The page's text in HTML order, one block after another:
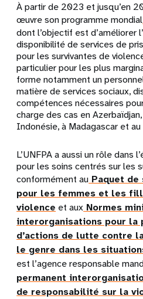
À partir de 2023 et jusqu’en
œuvre son programme mondial
dont l’objectif est d’améliorer
disponibilité de services de
pour les survivantes de
particulier pour les plus
forme notamment un
matière de services sociaux,
compétences nécessaires
charge des cas en
Indonésie, à Madagascar et
L’UNFPA a aussi un rôle dans
pour les soins centrés sur les
conformément au Paquet
pour les femmes et les
violence et aux Normes
interorganisations pour la
d’actions de lutte contre
le genre dans les
est l’agence responsable
permanent
de responsabilité sur la